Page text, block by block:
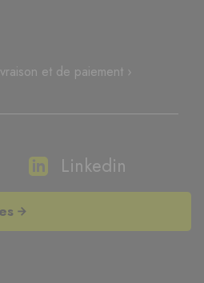
et de paiement ›
Linkedin